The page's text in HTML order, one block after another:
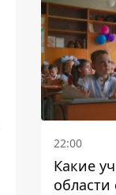
22:00
Какие
области